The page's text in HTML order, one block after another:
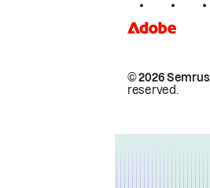
© 2026
reserved.